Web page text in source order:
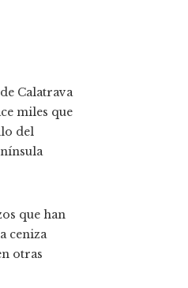
Calatrava
miles que
del
que han
ceniza
otras